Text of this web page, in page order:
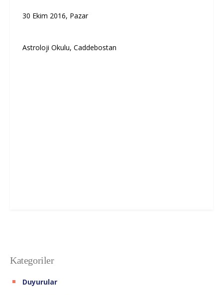
30 Ekim 2016, Pazar
Astroloji Okulu, Caddebostan
Kategoriler
Duyurular